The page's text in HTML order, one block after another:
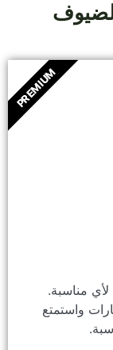
مناسبة.
واستمتع
PREMIUM